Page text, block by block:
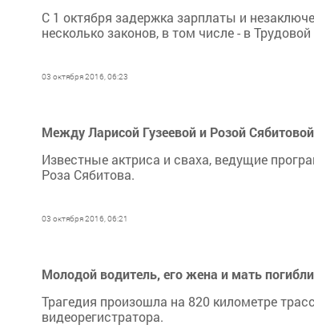
С 1 октября задержка зарплаты и
несколько законов, в том числе - в
03 октября 2016, 06:23
Между Ларисой Гузеевой и Розой
Известные актриса и сваха, ведущие
Роза Сябитова.
03 октября 2016, 06:21
Молодой водитель, его жена и мать
Трагедия произошла на 820 километре
видеорегистратора.